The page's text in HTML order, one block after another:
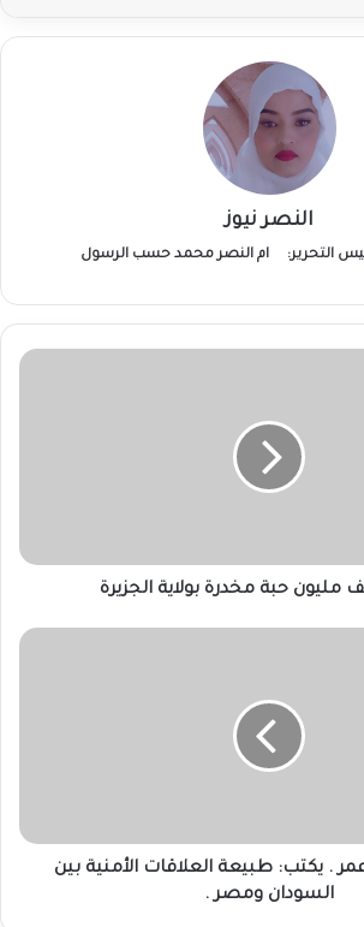
النصر نيوز
التحرير: ام النصر محمد حسب الرسول
حبة مخدرة بولاية الجزيرة
. يكتب: طبيعة العلاقات الأمنية بين
السودان ومصر .